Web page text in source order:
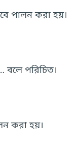
পালন করা হয়।
পরিচিত।
করা হয়।